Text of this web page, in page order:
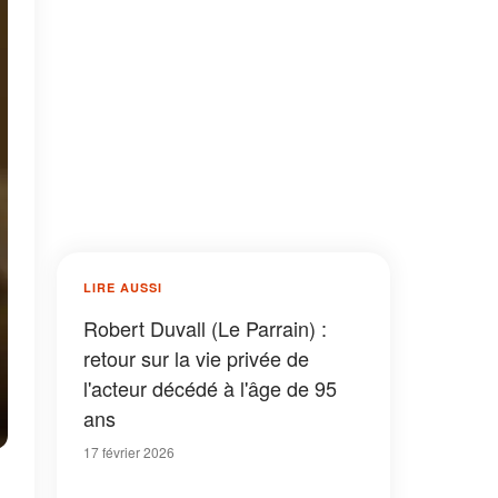
LIRE AUSSI
Robert Duvall (Le Parrain) :
retour sur la vie privée de
l'acteur décédé à l'âge de 95
ans
17 février 2026